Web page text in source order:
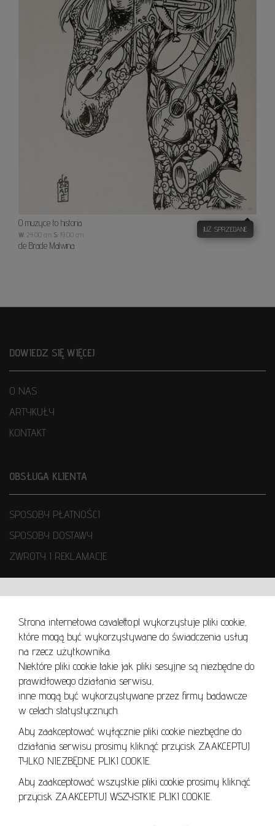
Strona internetowa cavaletto.pl wykorzystuje pliki cookie,
które mogą być wykorzystywane do świadczenia usług
na rzecz użytkownika.
Niektóre pliki cookie takie jak pliki sesyjne są niezbędne do
prawidłowego działania serwisu,
inne mogą być wykorzystywane przez firmy badawcze
w celach statystycznych.
Aby zaakceptować wyłącznie pliki cookie niezbędne do
działania serwisu prosimy kliknąć przycisk ZAAKCEPTUJ
TYLKO NIEZBĘDNE PLIKI COOKIE.
Aby zaakceptować wszystkie pliki cookie prosimy kliknąć
przycisk ZAAKCEPTUJ WSZYSTKIE PLIKI COOKIE.
O muzyce to historia
W: 24.00 cm S: 19.00 cm
de Brade Malwina
JUŻ SPRZEDANE
DOWIEDZ SIĘ WIĘCEJ
O NAS
ARTYKUŁY
KONTAKT
OBSŁUGA KLIENTA
SPOSOBY PŁATNOŚCI
SPOSOBY DOSTAWY
ZWROTY I REKLAMACJE
REGULAMIN
REGULAMIN AUKCJI
POLITYKA PRYWATNOŚCI
POLITYKA COOKIES